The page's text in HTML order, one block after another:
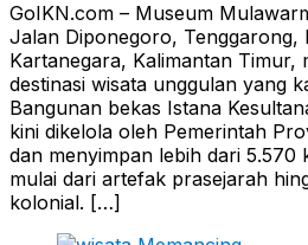
GoIKN.com – Museum
Jalan Diponegoro, Tenggarong,
Kartanegara, Kalimantan Timur,
destinasi wisata unggulan yang
Bangunan bekas Istana
kini dikelola oleh Pemerintah
dan menyimpan lebih dari 5.570
mulai dari artefak prasejarah
kolonial. […]